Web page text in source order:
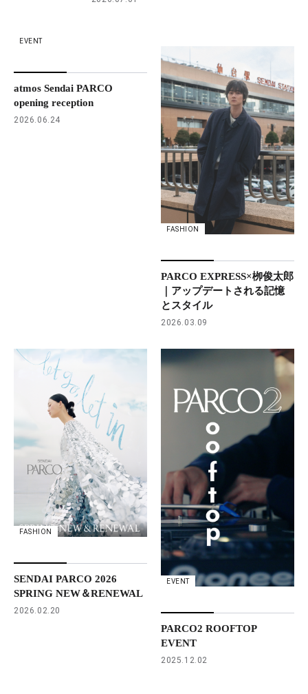
EVENT
atmos Sendai PARCO
opening reception
2026.06.24
FASHION
PARCO EXPRESS×栁俊太郎
｜アップデートされる記憶
とスタイル
2026.03.09
FASHION
SENDAI PARCO 2026
SPRING NEW＆RENEWAL
2026.02.20
EVENT
PARCO2 ROOFTOP
EVENT
2025.12.02